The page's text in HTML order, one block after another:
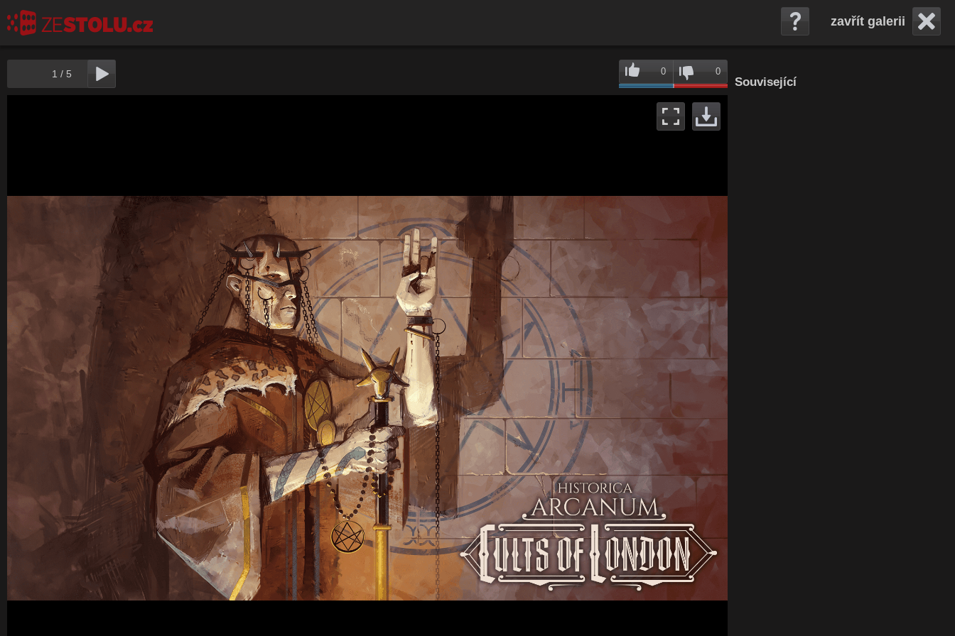
zavřít galerii
1 / 5 0 0
Související